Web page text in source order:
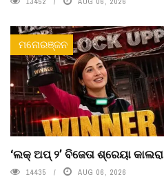
ମନୋରଞ୍ଜନ
‘ଲକ୍ ଅପ୍ ୨’ ବିଜେତା ଶ୍ରେୟା କାଲରା
14435 AUG 06, 2026